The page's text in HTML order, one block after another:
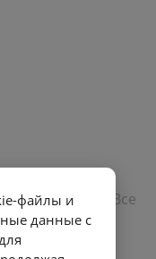
интернет-
Петербурга». Все
жизни,
файлы и
данные с